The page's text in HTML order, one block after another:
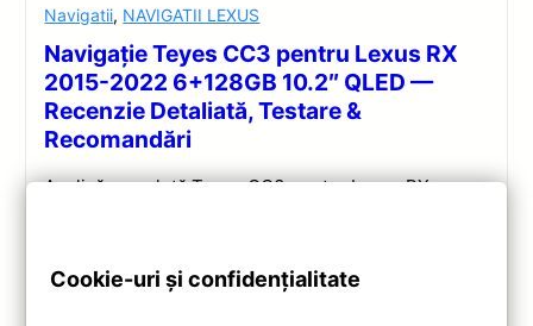
Navigatii, NAVIGATII LEXUS
Navigație Teyes CC3 pentru Lexus RX
2015-2022 6+128GB 10.2″ QLED —
Recenzie Detaliată, Testare &
Recomandări
Analiză completă Teyes CC3 pentru Lexus RX:
Cookie-uri și confidențialitate